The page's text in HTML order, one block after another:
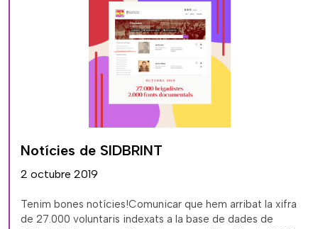
Notícies de SIDBRINT
2 octubre 2019
Tenim bones notícies!Comunicar que hem arribat la xifra
de 27.000 voluntaris indexats a la base de dades de